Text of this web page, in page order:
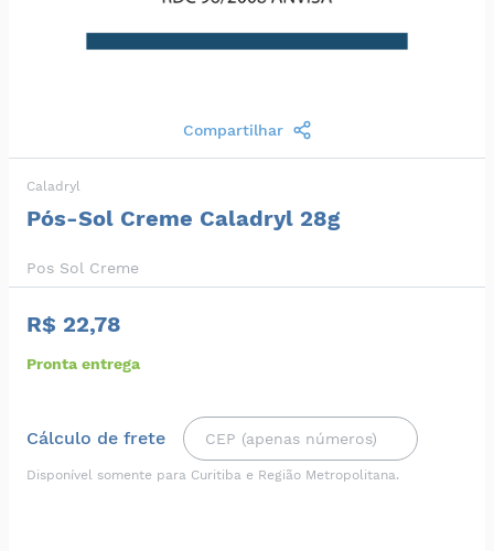
Compartilhar
Caladryl
Pós-Sol Creme Caladryl 28g
Pos Sol Creme
R$ 22,78
Pronta entrega
Cálculo de frete
Disponível somente para Curitiba e Região Metropolitana.